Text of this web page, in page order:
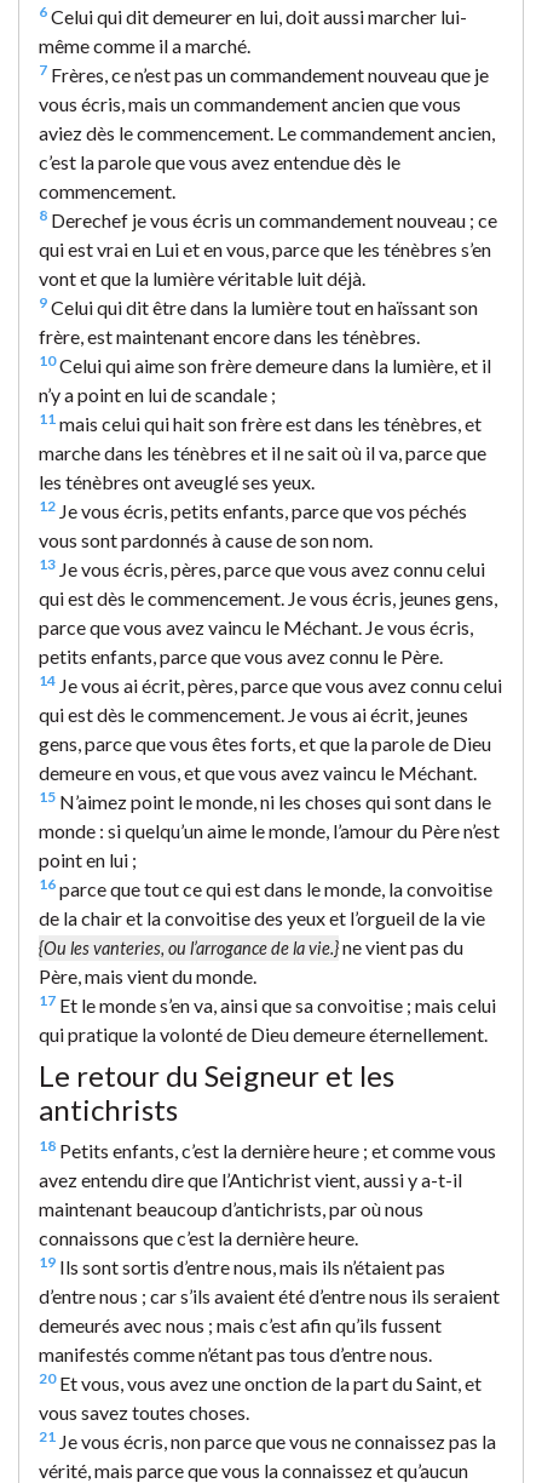
6 Celui qui dit demeurer en lui, doit aussi marcher lui-
même comme il a marché.
7 Frères, ce n’est pas un commandement nouveau que je
vous écris, mais un commandement ancien que vous
aviez dès le commencement. Le commandement ancien,
c’est la parole que vous avez entendue dès le
commencement.
8 Derechef je vous écris un commandement nouveau ; ce
qui est vrai en Lui et en vous, parce que les ténèbres s’en
vont et que la lumière véritable luit déjà.
9 Celui qui dit être dans la lumière tout en haïssant son
frère, est maintenant encore dans les ténèbres.
10Celui qui aime son frère demeure dans la lumière, et il
n’y a point en lui de scandale ;
11 mais celui qui hait son frère est dans les ténèbres, et
marche dans les ténèbres et il ne sait où il va, parce que
les ténèbres ont aveuglé ses yeux.
12 Je vous écris, petits enfants, parce que vos péchés
vous sont pardonnés à cause de son nom.
13 Je vous écris, pères, parce que vous avez connu celui
qui est dès le commencement. Je vous écris, jeunes gens,
parce que vous avez vaincu le Méchant. Je vous écris,
petits enfants, parce que vous avez connu le Père.
14 Je vous ai écrit, pères, parce que vous avez connu celui
qui est dès le commencement. Je vous ai écrit, jeunes
gens, parce que vous êtes forts, et que la parole de Dieu
demeure en vous, et que vous avez vaincu le Méchant.
15 N’aimez point le monde, ni les choses qui sont dans le
monde : si quelqu’un aime le monde, l’amour du Père n’est
point en lui ;
16 parce que tout ce qui est dans le monde, la convoitise
de la chair et la convoitise des yeux et l’orgueil de la vie
{Ou les vanteries, ou l’arrogance de la vie.}ne vient pas du
Père, mais vient du monde.
17 Et le monde s’en va, ainsi que sa convoitise ; mais celui
qui pratique la volonté de Dieu demeure éternellement.
Le retour du Seigneur et les
antichrists
18 Petits enfants, c’est la dernière heure ; et comme vous
avez entendu dire que l’Antichrist vient, aussi y a-t-il
maintenant beaucoup d’antichrists, par où nous
connaissons que c’est la dernière heure.
19 Ils sont sortis d’entre nous, mais ils n’étaient pas
d’entre nous ; car s’ils avaient été d’entre nous ils seraient
demeurés avec nous ; mais c’est afin qu’ils fussent
manifestés comme n’étant pas tous d’entre nous.
20Et vous, vous avez une onction de la part du Saint, et
vous savez toutes choses.
21 Je vous écris, non parce que vous ne connaissez pas la
vérité, mais parce que vous la connaissez et qu’aucun